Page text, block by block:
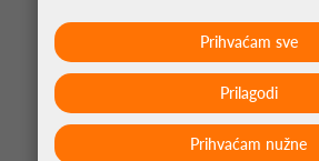
PIKADO NASTAVAK CLIC CRNA
4,95 €
Prihvaćam nužne
Prilagodi
Prihvaćam sve